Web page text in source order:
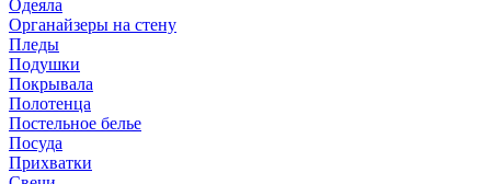
Одеяла
Органайзеры на стену
Пледы
Подушки
Покрывала
Полотенца
Постельное белье
Посуда
Прихватки